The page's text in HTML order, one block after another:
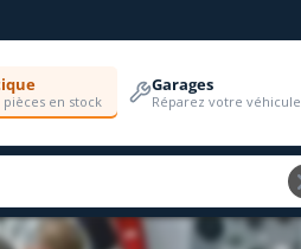
pièces en stock
Garages
Réparez votre véhicule